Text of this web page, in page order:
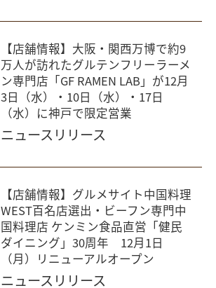
【店舗情報】大阪・関西万博で約9
万人が訪れたグルテンフリーラーメ
ン専門店「GF RAMEN LAB」が12月
3日（水）・10日（水）・17日
（水）に神戸で限定営業
ニュースリリース
【店舗情報】グルメサイト中国料理
WEST百名店選出・ビーフン専門中
国料理店 ケンミン食品直営「健民
ダイニング」30周年 12月1日
（月）リニューアルオープン
ニュースリリース